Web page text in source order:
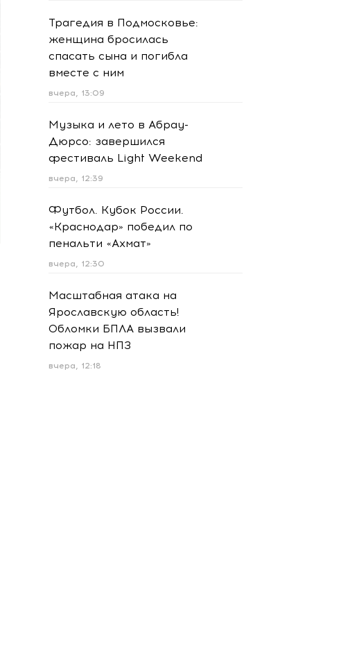
Трагедия в Подмосковье:
женщина бросилась
спасать сына и погибла
вместе с ним
вчера, 13:09
Музыка и лето в Абрау-
Дюрсо: завершился
фестиваль Light Weekend
вчера, 12:39
Футбол. Кубок России.
«Краснодар» победил по
пенальти «Ахмат»
вчера, 12:30
Масштабная атака на
Ярославскую область!
Обломки БПЛА вызвали
пожар на НПЗ
вчера, 12:18